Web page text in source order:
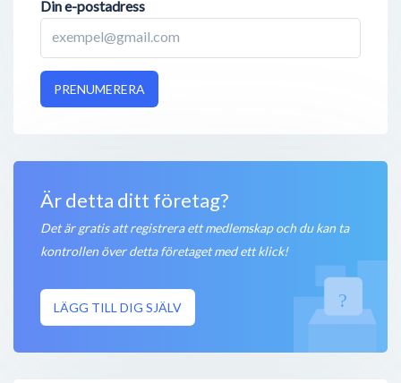
Din e-postadress
PRENUMERERA
Är detta ditt företag?
Det är gratis att registrera ett medlemskap och du kan ta
kontrollen över detta företaget med ett klick!
LÄGG TILL DIG SJÄLV